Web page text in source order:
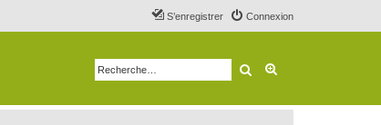
Connexion
S’enregistrer
Rechercher